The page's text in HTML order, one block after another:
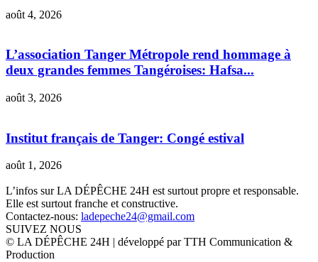
août 4, 2026
L’association Tanger Métropole rend hommage à
deux grandes femmes Tangéroises: Hafsa...
août 3, 2026
Institut français de Tanger: Congé estival
août 1, 2026
L’infos sur LA DÉPÊCHE 24H est surtout propre et responsable.
Elle est surtout franche et constructive.
Contactez-nous: ladepeche24@gmail.com
SUIVEZ NOUS
© LA DÉPÊCHE 24H | développé par TTH Communication &
Production